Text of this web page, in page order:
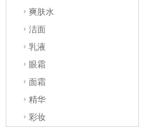
爽肤水
洁面
乳液
眼霜
面霜
精华
彩妆